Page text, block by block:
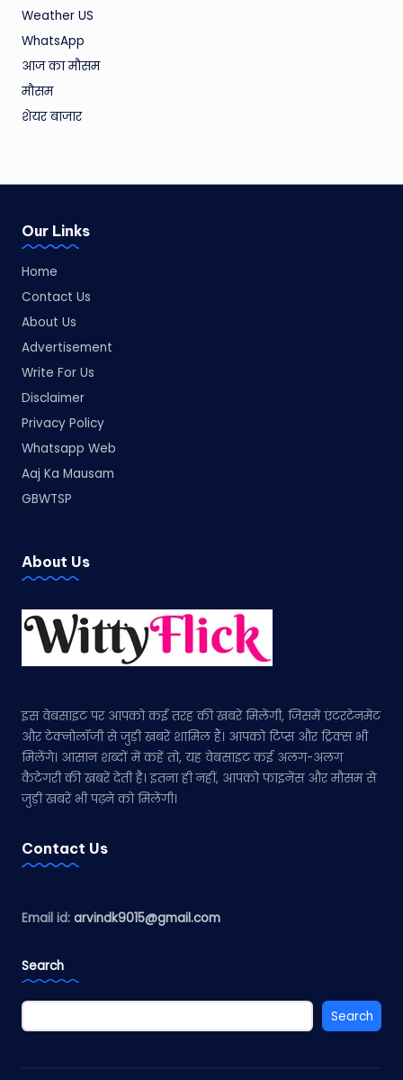
Weather US
WhatsApp
आज का मौसम
मौसम
शेयर बाजार
Our Links
Home
Contact Us
About Us
Advertisement
Write For Us
Disclaimer
Privacy Policy
Whatsapp Web
Aaj Ka Mausam
GBWTSP
About Us
इस वेबसाइट पर आपको कई तरह की खबरें मिलेंगी, जिसमें एंटरटेनमेंट
और टेक्नोलॉजी से जुड़ी खबरें शामिल हैं। आपको टिप्स और ट्रिक्स भी
मिलेंगे। आसान शब्दों में कहें तो, यह वेबसाइट कई अलग-अलग
कैटेगरी की खबरें देती है। इतना ही नहीं, आपको फाइनेंस और मौसम से
जुड़ी खबरें भी पढ़ने को मिलेंगी।
Contact Us
Email id: arvindk9015@gmail.com
Search
Search